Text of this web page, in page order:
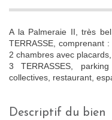
A la Palmeraie II, très
TERRASSE, comprenant
2 chambres avec
3 TERRASSES,
collectives, restaurant,
descriptif du bien